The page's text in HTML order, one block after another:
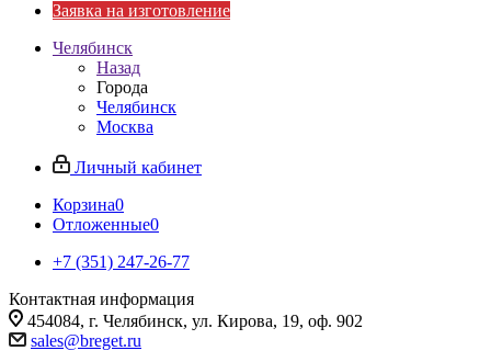
Заявка на изготовление
Челябинск
Назад
Города
Челябинск
Москва
Личный кабинет
Корзина0
Отложенные0
+7 (351) 247-26-77
Контактная информация
454084, г. Челябинск, ул. Кирова, 19, оф. 902
sales@breget.ru